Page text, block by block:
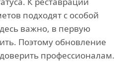
подходят с особой
важно, в первую
Поэтому обновление
профессионалам.